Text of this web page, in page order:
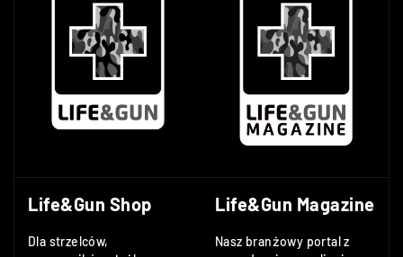
Life&Gun Shop
Dla strzelców,
Life&Gun Magazine
Nasz branżowy portal z